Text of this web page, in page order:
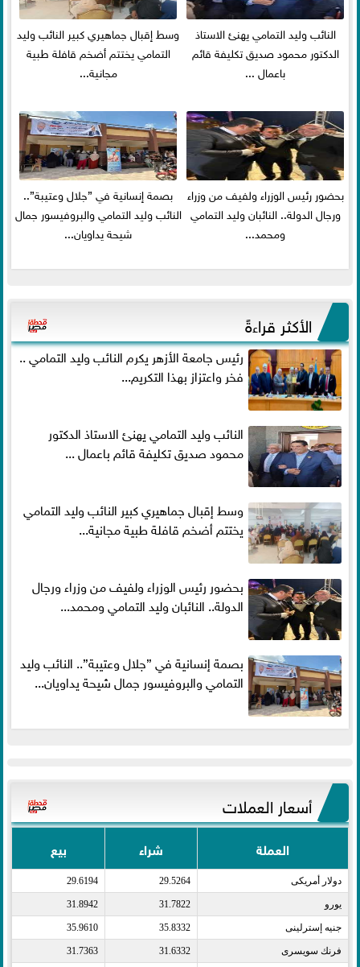
النائب وليد التمامي يهنئ الاستاذ
الدكتور محمود صديق تكليفة قائم
باعمال ...
وسط إقبال جماهيري كبير النائب وليد
التمامي يختتم أضخم قافلة طبية
مجانية...
بحضور رئيس الوزراء ولفيف من وزراء
ورجال الدولة.. النائبان وليد التمامي
ومحمد...
بصمة إنسانية في ”جلال وعتيبة”..
النائب وليد التمامي والبروفيسور جمال
شيحة يداويان...
الأكثر قراءةً
رئيس جامعة الأزهر يكرم النائب وليد التمامي ..
فخر واعتزاز بهذا التكريم...
النائب وليد التمامي يهنئ الاستاذ الدكتور
محمود صديق تكليفة قائم باعمال ...
وسط إقبال جماهيري كبير النائب وليد التمامي
يختتم أضخم قافلة طبية مجانية...
بحضور رئيس الوزراء ولفيف من وزراء ورجال
الدولة.. النائبان وليد التمامي ومحمد...
بصمة إنسانية في ”جلال وعتيبة”.. النائب وليد
التمامي والبروفيسور جمال شيحة يداويان...
أسعار العملات
العملة شراء بيع
دولار أمريكى​ 29.5264
29.6194
يورو​ 31.7822
31.8942
جنيه إسترلينى​ 35.8332
35.9610
فرنك سويسرى​ 31.6332
31.7363